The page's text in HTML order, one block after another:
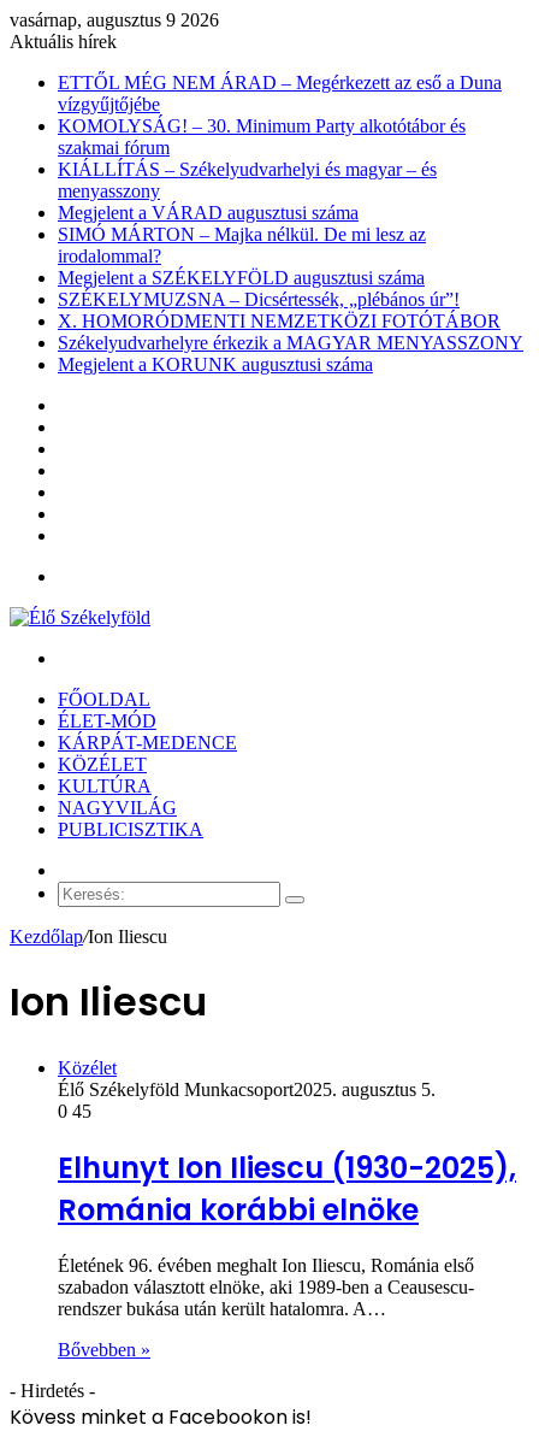
vasárnap, augusztus 9 2026
Aktuális hírek
ETTŐL MÉG NEM ÁRAD – Megérkezett az eső a Duna
vízgyűjtőjébe
KOMOLYSÁG! – 30. Minimum Party alkotótábor és
szakmai fórum
KIÁLLÍTÁS – Székelyudvarhelyi és magyar – és
menyasszony
Megjelent a VÁRAD augusztusi száma
SIMÓ MÁRTON – Majka nélkül. De mi lesz az
irodalommal?
Megjelent a SZÉKELYFÖLD augusztusi száma
SZÉKELYMUZSNA – Dicsértessék, „plébános úr”!
X. HOMORÓDMENTI NEMZETKÖZI FOTÓTÁBOR
Székelyudvarhelyre érkezik a MAGYAR MENYASSZONY
Megjelent a KORUNK augusztusi száma
FŐOLDAL
ÉLET-MÓD
KÁRPÁT-MEDENCE
KÖZÉLET
KULTÚRA
NAGYVILÁG
PUBLICISZTIKA
cikk
Keresés:
Kezdőlap/Ion Iliescu
Ion Iliescu
Közélet
Élő Székelyföld Munkacsoport2025. augusztus 5.
0 45
Elhunyt Ion Iliescu (1930-2025),
Románia korábbi elnöke
Életének 96. évében meghalt Ion Iliescu, Románia első
szabadon választott elnöke, aki 1989-ben a Ceausescu-
rendszer bukása után került hatalomra. A…
Bővebben »
- Hirdetés -
Kövess minket a Facebookon is!